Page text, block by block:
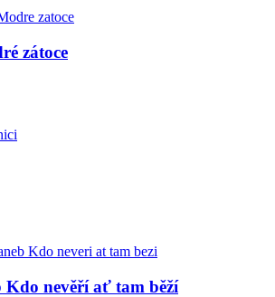
zátoce
Kdo nevěří ať tam běží